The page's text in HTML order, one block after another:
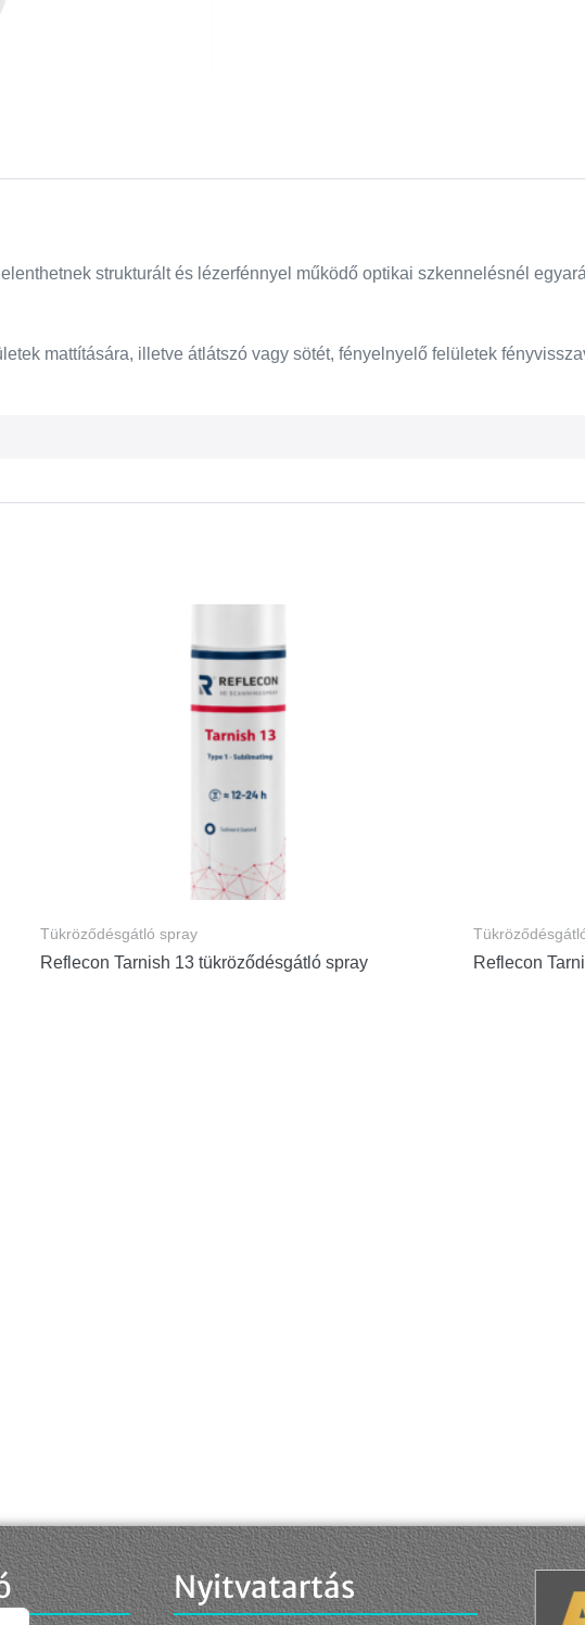
strukturált és lézerfénnyel működő optikai szkennelésnél
mattítására, illetve átlátszó vagy sötét, fényelnyelő felületek
Tükröződésgátló spray
Reflecon Tarnish 13 tükröződésgátló spray Reflecon
Nyitvatartás